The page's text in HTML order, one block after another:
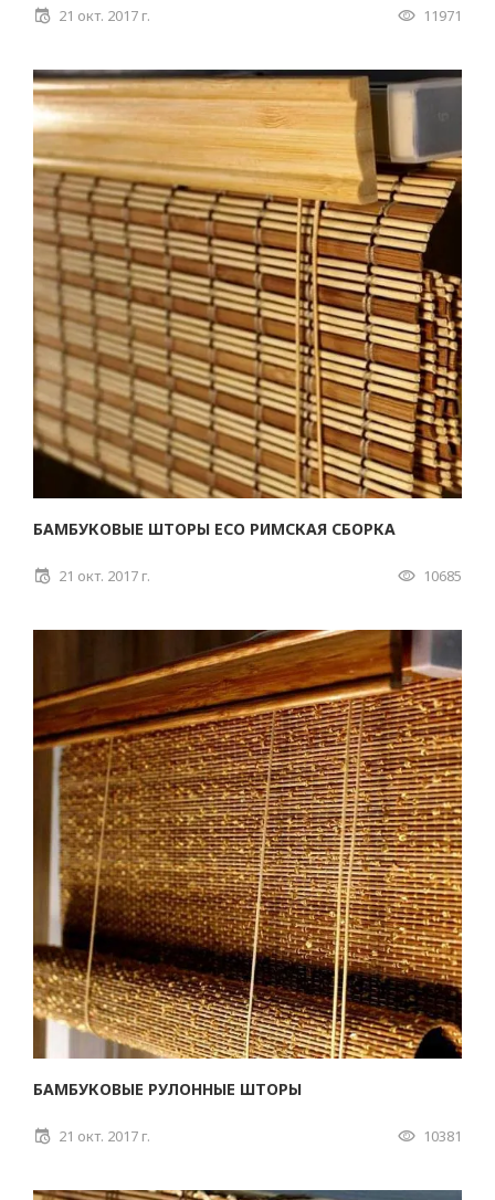
21 окт. 2017 г. 11971
БАМБУКОВЫЕ ШТОРЫ ECO РИМСКАЯ СБОРКА
21 окт. 2017 г. 10685
БАМБУКОВЫЕ РУЛОННЫЕ ШТОРЫ
21 окт. 2017 г. 10381